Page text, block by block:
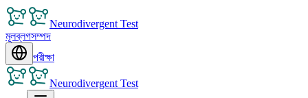
Neurodivergent Test
মূলব্লগসম্পদ
পরীক্ষা
Neurodivergent Test